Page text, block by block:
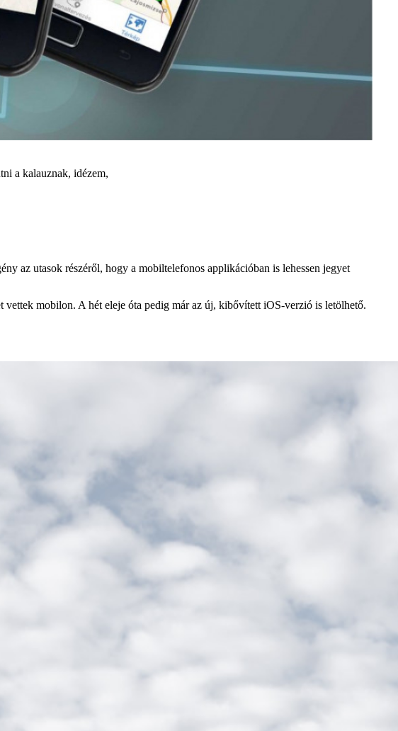
a kalauznak, idézem,
az utasok részéről, hogy a mobiltelefonos applikációban is lehessen jegyet
vettek mobilon. A hét eleje óta pedig már az új, kibővített iOS-verzió is letölhető.